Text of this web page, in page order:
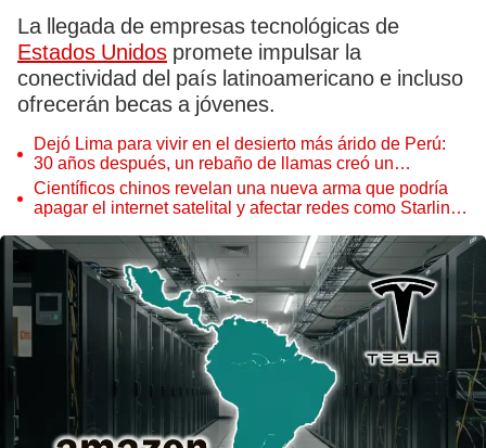
La llegada de empresas tecnológicas de
Estados Unidos promete impulsar la
conectividad del país latinoamericano e incluso
ofrecerán becas a jóvenes.
Dejó Lima para vivir en el desierto más árido de Perú:
30 años después, un rebaño de llamas creó un
sorprendente ecosistema
Científicos chinos revelan una nueva arma que podría
apagar el internet satelital y afectar redes como Starlink